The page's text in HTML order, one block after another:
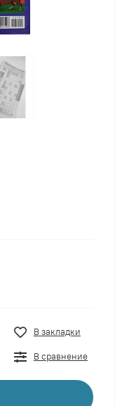
В закладки
В сравнение